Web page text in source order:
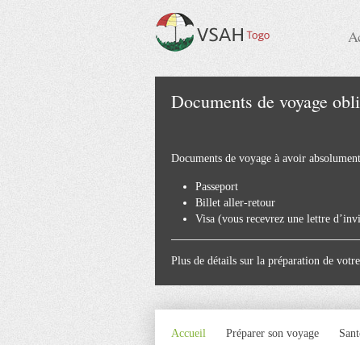
Documents de voyage
Documents de voyage à avoir
Passeport
Billet aller-retour
Visa (vous recevrez une lettre
Plus de détails sur la préparation de
Accueil Préparer son voyage